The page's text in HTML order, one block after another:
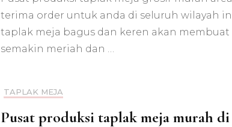
terima order untuk anda di seluruh wilayah
taplak meja bagus dan keren akan membuat
semakin meriah dan …
TAPLAK MEJA
Pusat produksi taplak meja murah di